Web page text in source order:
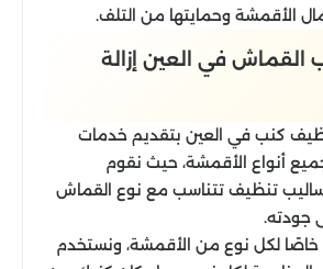
الأقمشة وحمايتها من التلف.
القماش في العين إزالة
كنب في العين بتقديم خدمات
أنواع الأقمشة، حيث نقوم
تنظيف تتناسب مع نوع القماش
جودته.
خاصًا لكل نوع من الأقمشة، ونستخدم